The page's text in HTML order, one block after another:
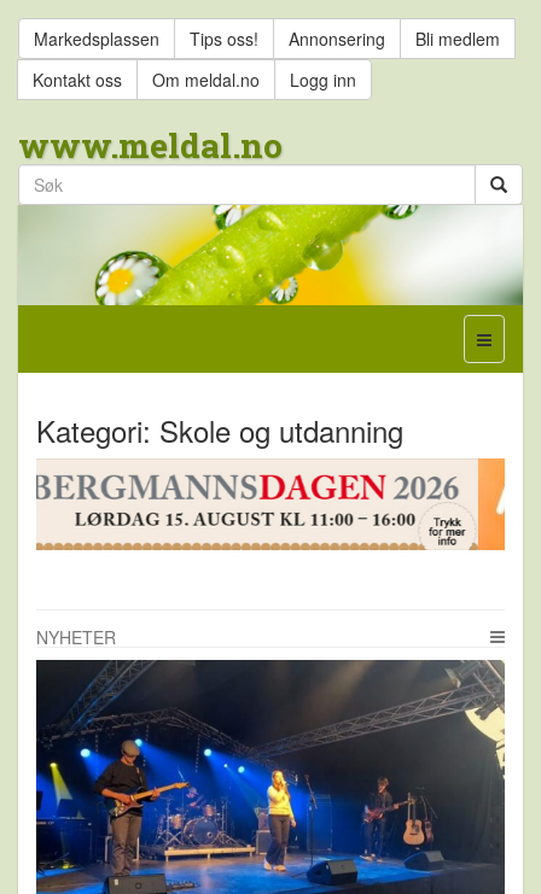
Markedsplassen Tips oss! Annonsering
Bli medlem
Kontakt oss
Om meldal.no Logg inn
www.meldal.no
Kategori: Skole og utdanning
NYHETER